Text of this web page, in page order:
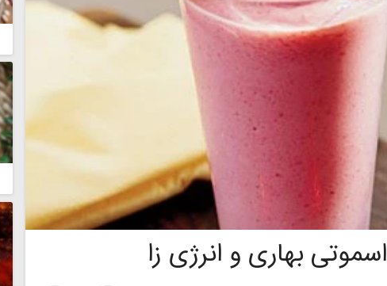
اسموتی بهاری و انرژی زا